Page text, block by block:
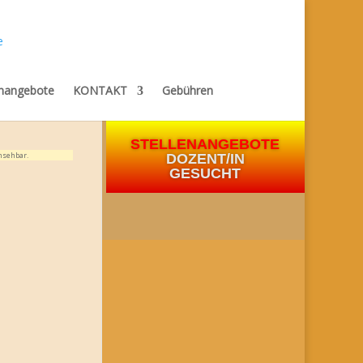
KONTAKT Gebühren
STELLENANGEBOTE
DOZENT/IN
GESUCHT